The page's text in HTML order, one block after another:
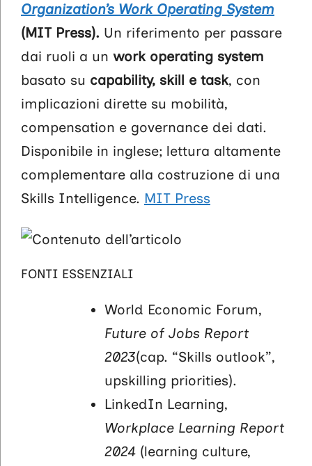
Organization’s Work Operating System
(MIT Press). Un riferimento per passare
dai ruoli a un work operating system
basato su capability, skill e task, con
implicazioni dirette su mobilità,
compensation e governance dei dati.
Disponibile in inglese; lettura altamente
complementare alla costruzione di una
Skills Intelligence. MIT Press
FONTI ESSENZIALI
World Economic Forum,
Future of Jobs Report
2023(cap. “Skills outlook”,
upskilling priorities).
LinkedIn Learning,
Workplace Learning Report
2024 (learning culture,